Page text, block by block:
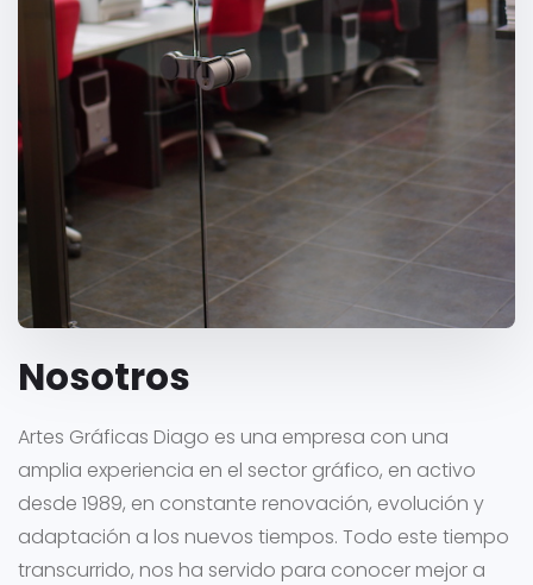
Nosotros
Artes Gráficas Diago es una empresa con una
amplia experiencia en el sector gráfico, en activo
desde 1989, en constante renovación, evolución y
adaptación a los nuevos tiempos. Todo este tiempo
transcurrido, nos ha servido para conocer mejor a